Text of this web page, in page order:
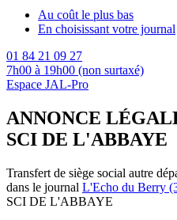
Au coût le plus bas
En choisissant votre journal
01 84 21 09 27
7h00 à 19h00 (non surtaxé)
Espace JAL-Pro
ANNONCE
SCI DE L'ABBAYE
Transfert de siège social autre
dans le journal L'Echo du Berry
SCI DE L'ABBAYE